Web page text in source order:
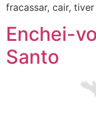
fracassar, cair,
Enchei-
Santo